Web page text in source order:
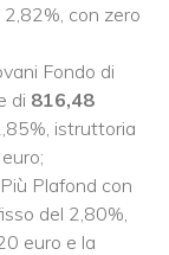
con zero
Fondo di
di 816,48
istruttoria
Plafond con
del 2,80%,
euro e la